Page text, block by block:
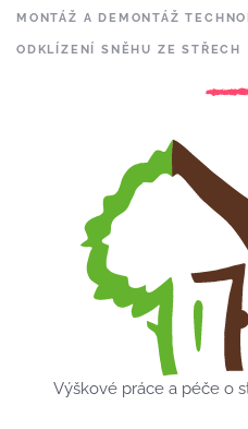
MONTÁŽ A DEMONTÁŽ
ODKLÍZENÍ SNĚHU ZE STŘECH
Výškové práce a péče o